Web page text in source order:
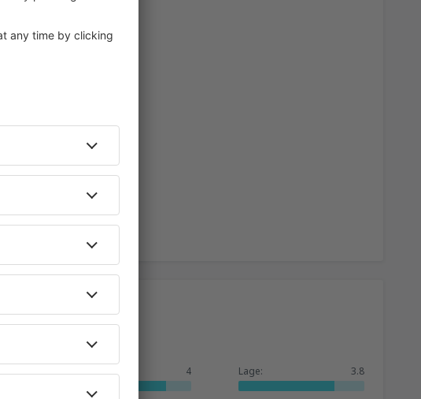
Allgemein: 4 Lage: 3.8